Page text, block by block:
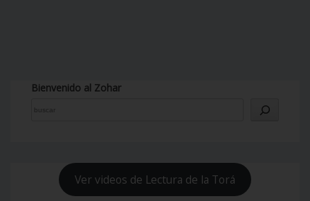
Bienvenido al Zohar
Ver videos de Lectura de la Torá